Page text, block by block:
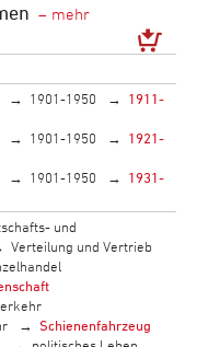
1901-1950
1911-
1901-1950
1921-
1901-1950
1931-
und
Verteilung und Vertrieb
Schienenfahrzeug